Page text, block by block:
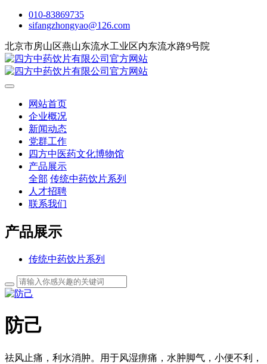
010-83869735
sifangzhongyao@126.com
北京市房山区燕山东流水工业区内东流水路9号院
网站首页
企业概况
新闻动态
党群工作
四方中医药文化博物馆
产品展示
全部 传统中药饮片系列
人才招聘
联系我们
产品展示
传统中药饮片系列
防己
祛风止痛，利水消肿。用于风湿痹痛，水肿脚气，小便不利，